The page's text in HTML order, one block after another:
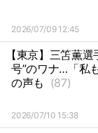
2026/07/09 12:45
【東京】三笘薫
号”のワナ…「私
の声も (87)
2026/07/10 15:38